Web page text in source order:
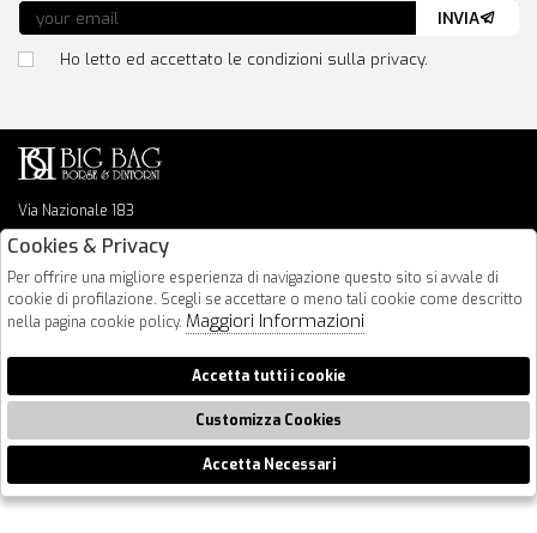
Via Nazionale 183
64026 Roseto Degli Abruzzi
info@bigbagshoponline.it
follow us
Ho letto ed accettato le condizioni sulla privacy.
INVIA
2026 BigBag - P.iva : 00916940679 Powered by
🍪
Cookies & Privacy
Per offrire una migliore esperienza di navigazione questo sito si avvale di
cookie di profilazione. Scegli se accettare o meno tali cookie come descritto
nella pagina cookie policy. Maggiori Informazioni
Accetta tutti i cookie
Customizza Cookies
Accetta Necessari